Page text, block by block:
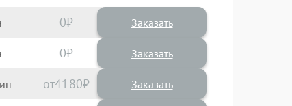
0 Заказать
0 Заказать
4180